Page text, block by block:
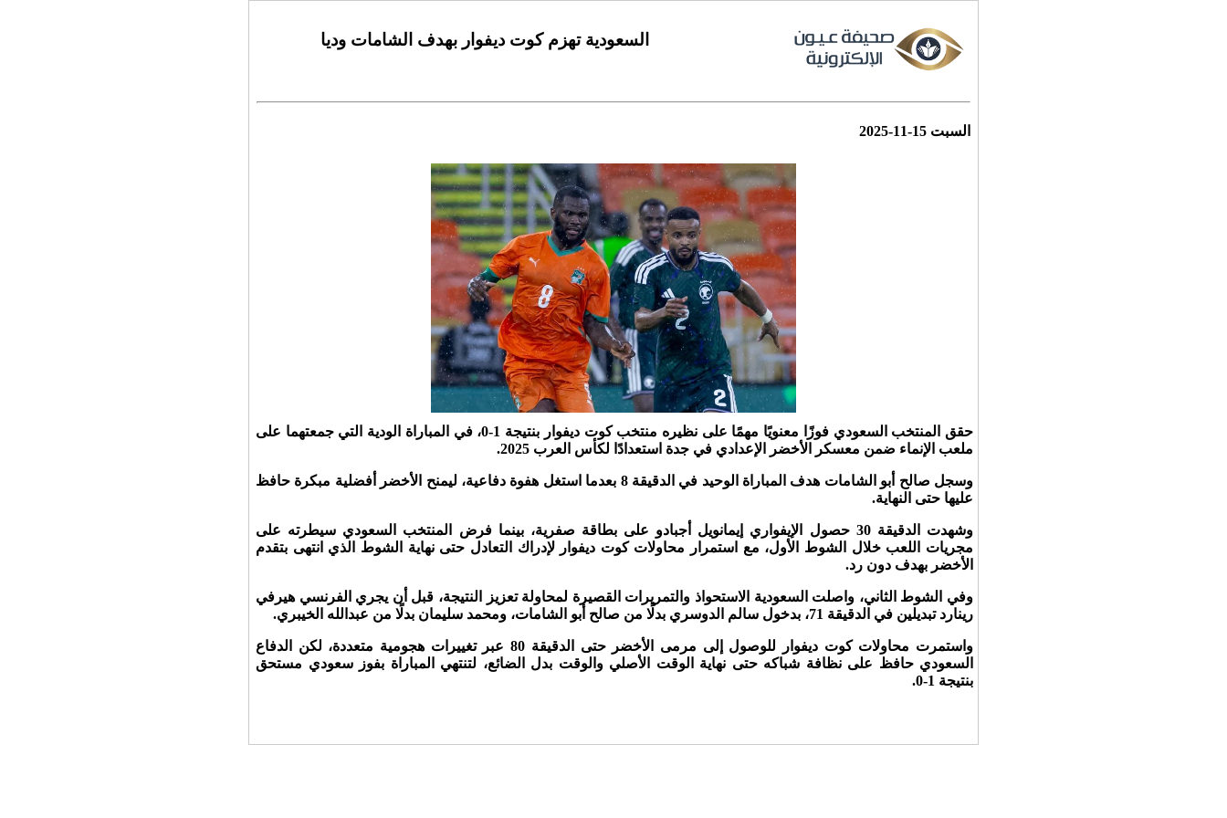
السعودية تهزم كوت ديفوار بهدف الشامات وديا
السبت 2025-11-15
حقق المنتخب السعودي فوزًا معنويًا مهمًا على نظيره منتخب كوت ديفوار بنتيجة 1-0، في المباراة الودية التي جمعتهما على
ملعب الإنماء ضمن معسكر الأخضر الإعدادي في جدة استعدادًا لكأس العرب 2025.
وسجل صالح أبو الشامات هدف المباراة الوحيد في الدقيقة 8 بعدما استغل هفوة دفاعية، ليمنح الأخضر أفضلية مبكرة حافظ
عليها حتى النهاية.
وشهدت الدقيقة 30 حصول الإيفواري إيمانويل أجبادو على بطاقة صفرية، بينما فرض المنتخب السعودي سيطرته على
مجريات اللعب خلال الشوط الأول، مع استمرار محاولات كوت ديفوار لإدراك التعادل حتى نهاية الشوط الذي انتهى بتقدم
الأخضر بهدف دون رد.
وفي الشوط الثاني، واصلت السعودية الاستحواذ والتمريرات القصيرة لمحاولة تعزيز النتيجة، قبل أن يجري الفرنسي هيرفي
رينارد تبديلين في الدقيقة 71، بدخول سالم الدوسري بدلًا من صالح أبو الشامات، ومحمد سليمان بدلًا من عبدالله الخيبري.
واستمرت محاولات كوت ديفوار للوصول إلى مرمى الأخضر حتى الدقيقة 80 عبر تغييرات هجومية متعددة، لكن الدفاع
السعودي حافظ على نظافة شباكه حتى نهاية الوقت الأصلي والوقت بدل الضائع، لتنتهي المباراة بفوز سعودي مستحق
بنتيجة 1-0.